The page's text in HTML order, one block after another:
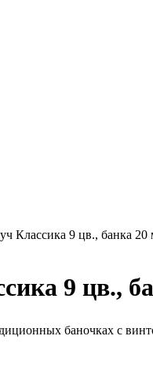
Классика 9 цв., банка 20
9 цв.,
баночках с